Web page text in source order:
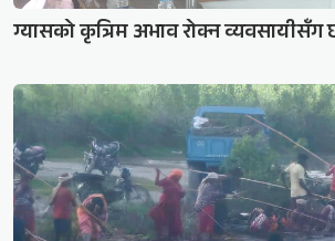
ग्यासको कृत्रिम अभाव रोक्न